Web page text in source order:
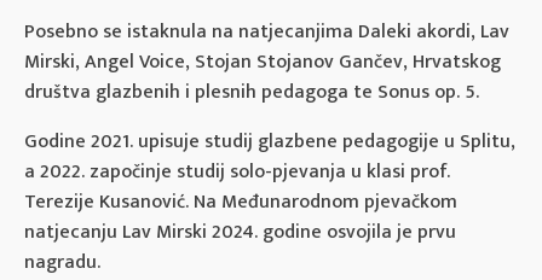
Posebno se istaknula na natjecanjima Daleki akordi, Lav
Mirski, Angel Voice, Stojan Stojanov Gančev, Hrvatskog
društva glazbenih i plesnih pedagoga te Sonus op. 5.
Godine 2021. upisuje studij glazbene pedagogije u Splitu,
a 2022. započinje studij solo-pjevanja u klasi prof.
Terezije Kusanović. Na Međunarodnom pjevačkom
natjecanju Lav Mirski 2024. godine osvojila je prvu
nagradu.